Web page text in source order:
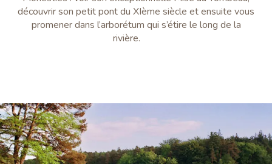
découvrir son petit pont du XIème siècle et ensuite vous
promener dans l’arborétum qui s’étire le long de la
rivière.